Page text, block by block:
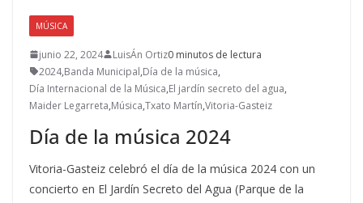
MÚSICA
junio 22, 2024 LuisÁn Ortiz0 minutos de lectura
2024,Banda Municipal,Día de la música,
Día Internacional de la Música,El jardín secreto del agua,
Maider Legarreta,Música,Txato Martín,Vitoria-Gasteiz
Día de la música 2024
Vitoria-Gasteiz celebró el día de la música 2024 con un
concierto en El Jardín Secreto del Agua (Parque de la